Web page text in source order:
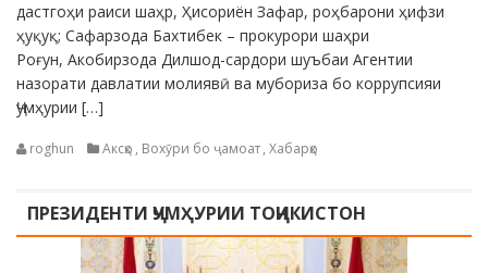
дастгоҳи раиси шаҳр, Ҳисориён Зафар, роҳбарони ҳифзи
ҳуқуқ; Сафарзода Бахтибек – прокурори шаҳри
Роғун, Акобирзода Дилшод-сардори шуъбаи Агентии
назорати давлатии молиявӣ ва мубориза бо коррупсияи
Ҷумҳурии […]
roghun Аксҳо , Вохӯри бо ҷамоат, Хабарҳо
ПРЕЗИДЕНТИ ҶУМҲУРИИ ТОҶИКИСТОН